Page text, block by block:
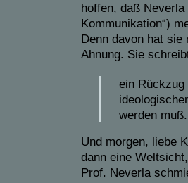
hoffen, daß
Kommunikation“)
Denn davon hat
Ahnung. Sie
ein
werden muß.
Und morgen, liebe
dann eine
Prof. Neverla